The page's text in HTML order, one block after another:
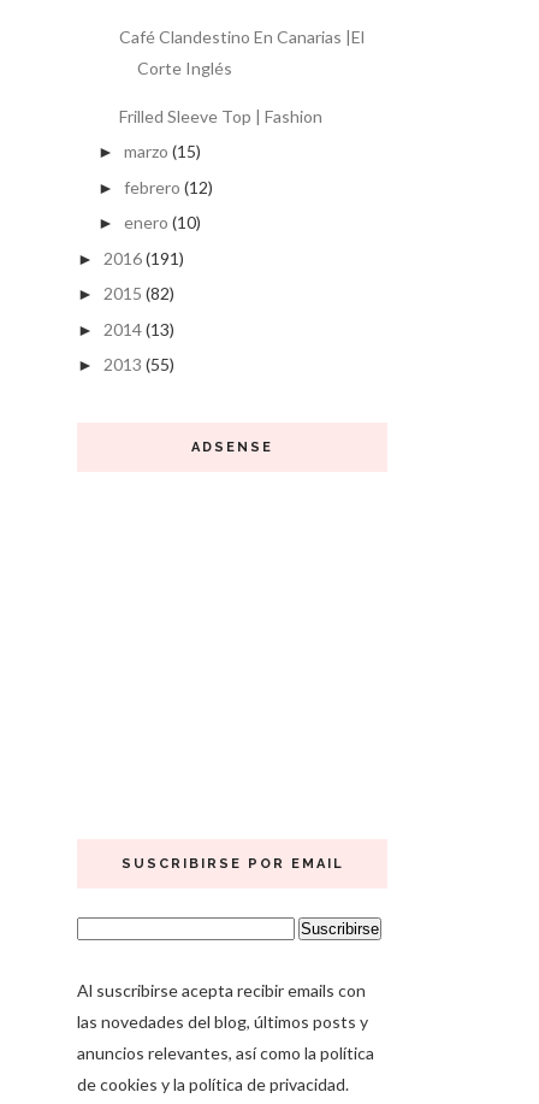
Café Clandestino En Canarias |El
Corte Inglés
Frilled Sleeve Top | Fashion
► marzo (15)
► febrero (12)
► enero (10)
► 2016(191)
► 2015 (82)
► 2014(13)
► 2013 (55)
ADSENSE
SUSCRIBIRSE POR EMAIL
Al suscribirse acepta recibir emails con
las novedades del blog, últimos posts y
anuncios relevantes, así como la política
de cookies y la política de privacidad.